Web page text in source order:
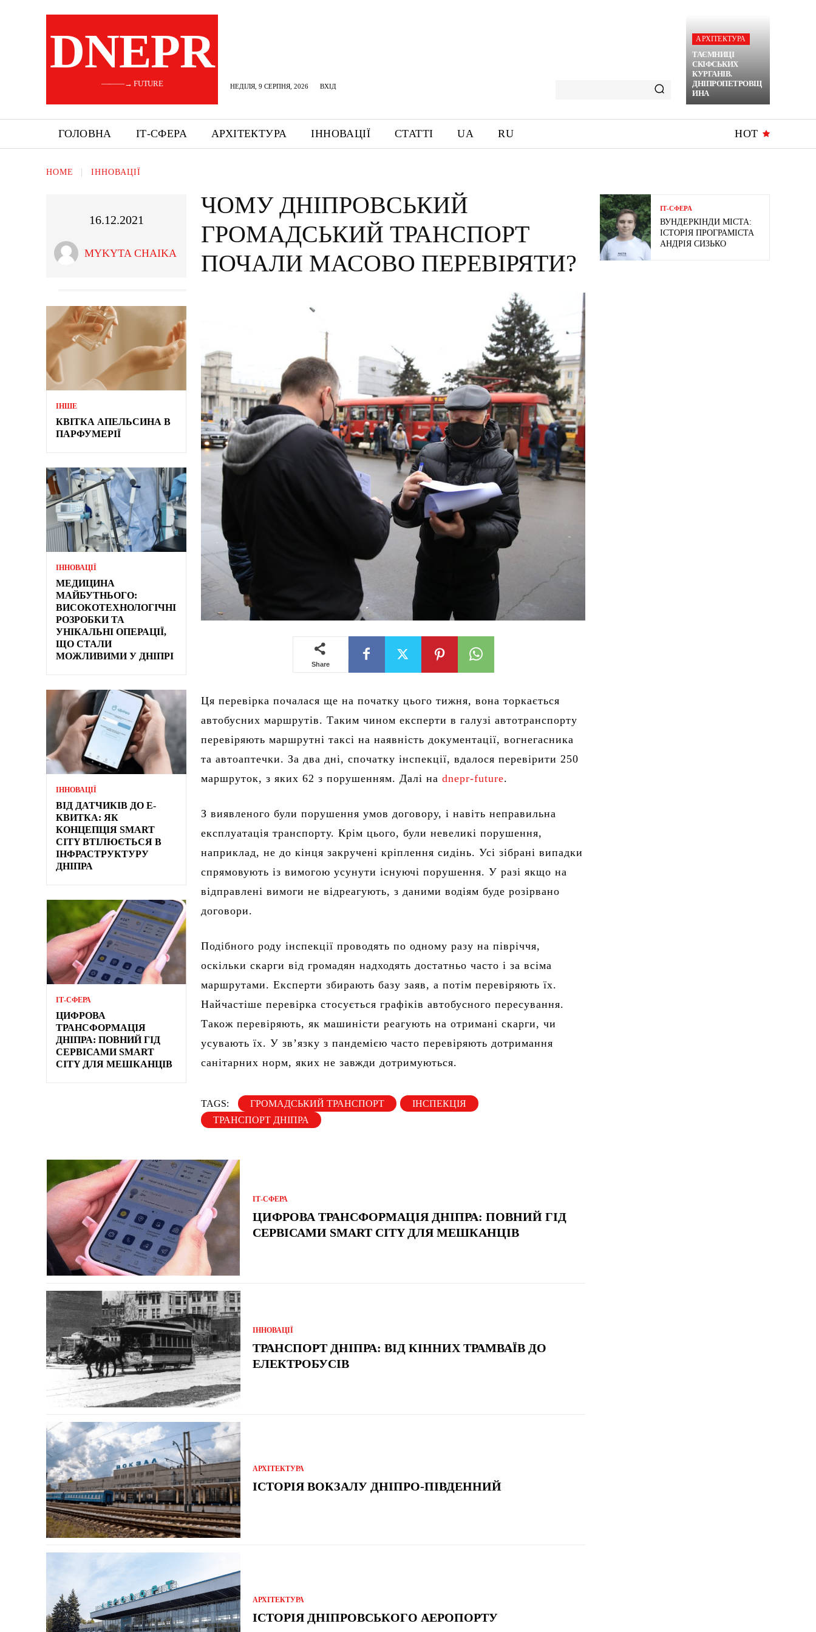
DNEPR
———→ FUTURE НЕДІЛЯ, 9 СЕРПНЯ, 2026 ВХІД
АРХІТЕКТУРА
ТАЄМНИЦІ
СКІФСЬКИХ
КУРГАНІВ.
ДНІПРОПЕТРОВЩ
ИНА
ГОЛОВНА ІТ-СФЕРА АРХІТЕКТУРА ІННОВАЦІЇ СТАТТІ UA RU HOT
HOME ІННОВАЦІЇ
16.12.2021
MYKYTA CHAIKA
ІНШЕ
КВІТКА АПЕЛЬСИНА В
ПАРФУМЕРІЇ
ІННОВАЦІЇ
МЕДИЦИНА
МАЙБУТНЬОГО:
ВИСОКОТЕХНОЛОГІЧНІ
РОЗРОБКИ ТА
УНІКАЛЬНІ ОПЕРАЦІЇ,
ЩО СТАЛИ
МОЖЛИВИМИ У ДНІПРІ
ІННОВАЦІЇ
ВІД ДАТЧИКІВ ДО Е-
КВИТКА: ЯК
КОНЦЕПЦІЯ SMART
CITY ВТІЛЮЄТЬСЯ В
ІНФРАСТРУКТУРУ
ДНІПРА
ІТ-СФЕРА
ЦИФРОВА
ТРАНСФОРМАЦІЯ
ДНІПРА: ПОВНИЙ ГІД
СЕРВІСАМИ SMART
CITY ДЛЯ МЕШКАНЦІВ
ЧОМУ ДНІПРОВСЬКИЙ
ГРОМАДСЬКИЙ ТРАНСПОРТ
ПОЧАЛИ МАСОВО ПЕРЕВІРЯТИ?
Share
Ця перевірка почалася ще на початку цього тижня, вона торкається
автобусних маршрутів. Таким чином експерти в галузі автотранспорту
перевіряють маршрутні таксі на наявність документації, вогнегасника
та автоаптечки. За два дні, спочатку інспекції, вдалося перевірити 250
маршруток, з яких 62 з порушенням. Далі наdnepr-future.
З виявленого були порушення умов договору, і навіть неправильна
експлуатація транспорту. Крім цього, були невеликі порушення,
наприклад, не до кінця закручені кріплення сидінь. Усі зібрані випадки
спрямовують із вимогою усунути існуючі порушення. У разі якщо на
відправлені вимоги не відреагують, з даними водіям буде розірвано
договори.
Подібного роду інспекції проводять по одному разу на півріччя,
оскільки скарги від громадян надходять достатньо часто і за всіма
маршрутами. Експерти збирають базу заяв, а потім перевіряють їх.
Найчастіше перевірка стосується графіків автобусного пересування.
Також перевіряють, як машиністи реагують на отримані скарги, чи
усувають їх. У зв’язку з пандемією часто перевіряють дотримання
санітарних норм, яких не завжди дотримуються.
TAGS: ГРОМАДСЬКИЙ ТРАНСПОРТ
ІНСПЕКЦІЯ
ТРАНСПОРТ ДНІПРА
ІТ-СФЕРА
ЦИФРОВА ТРАНСФОРМАЦІЯ ДНІПРА: ПОВНИЙ ГІД
СЕРВІСАМИ SMART CITY ДЛЯ МЕШКАНЦІВ
ІННОВАЦІЇ
ТРАНСПОРТ ДНІПРА: ВІД КІННИХ ТРАМВАЇВ ДО
ЕЛЕКТРОБУСІВ
АРХІТЕКТУРА
ІСТОРІЯ ВОКЗАЛУ ДНІПРО-ПІВДЕННИЙ
АРХІТЕКТУРА
ІСТОРІЯ ДНІПРОВСЬКОГО АЕРОПОРТУ
ІТ-СФЕРА
ВУНДЕРКІНДИ МІСТА:
ІСТОРІЯ ПРОГРАМІСТА
АНДРІЯ СИЗЬКО